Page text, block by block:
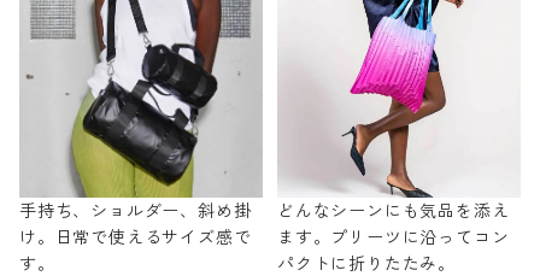
手持ち、ショルダー、斜め掛
け。日常で使えるサイズ感で
す。
どんなシーンにも気品を添え
ます。プリーツに沿ってコン
パクトに折りたたみ。